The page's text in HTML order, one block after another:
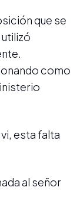
que se
como
esta falta
al señor